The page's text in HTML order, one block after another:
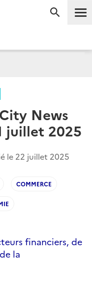
News
juillet 2025
le 22 juillet 2025
COMMERCE
financiers, de
la